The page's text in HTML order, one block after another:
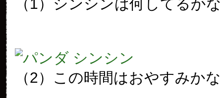
（1）シンシンは何してるか
（2）この時間はおやすみか